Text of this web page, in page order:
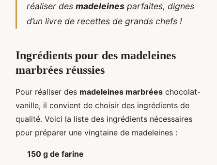
réaliser des madeleines parfaites, dignes
d’un livre de recettes de grands chefs !
Ingrédients pour des madeleines
marbrées réussies
Pour réaliser des madeleines marbrées chocolat-
vanille, il convient de choisir des ingrédients de
qualité. Voici la liste des ingrédients nécessaires
pour préparer une vingtaine de madeleines :
150 g de farine